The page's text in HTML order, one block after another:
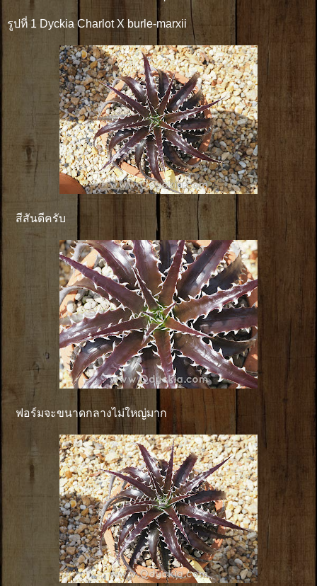
รูปที่ 1 Dyckia Charlot X burle-marxii
สีสันดีครับ
ฟอร์มจะขนาดกลางไม่ใหญ่มาก